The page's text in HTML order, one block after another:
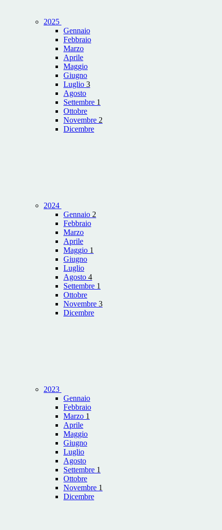
2025
Gennaio
Febbraio
Marzo
Aprile
Maggio
Giugno
Luglio 3
Agosto
Settembre 1
Ottobre
Novembre 2
Dicembre
2024
Gennaio 2
Febbraio
Marzo
Aprile
Maggio 1
Giugno
Luglio
Agosto 4
Settembre 1
Ottobre
Novembre 3
Dicembre
2023
Gennaio
Febbraio
Marzo 1
Aprile
Maggio
Giugno
Luglio
Agosto
Settembre 1
Ottobre
Novembre 1
Dicembre